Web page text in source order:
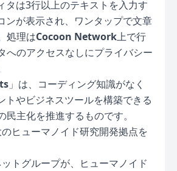
タは3行以上のテキストを入力す
ンが表示され、ワンタップで文章
処理はCocoon Network上で行
へのアクセスなしにプライバシー
」は、コーディング知識がなく
トやビジネスツールを構築できる
民主化を推進するものです。
ヒューマノイド研究開発拠点を
トグループが、ヒューマノイド